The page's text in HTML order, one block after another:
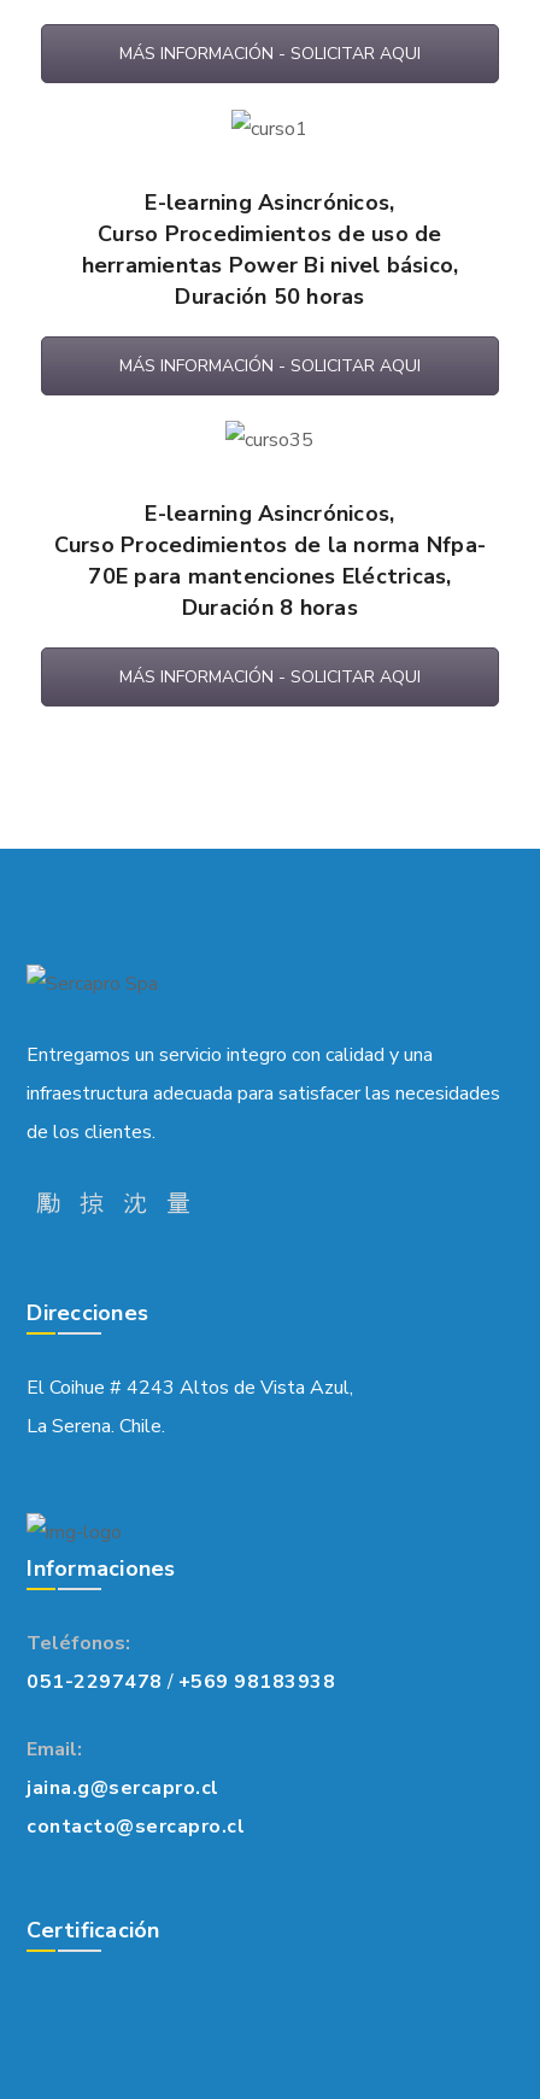
MÁS INFORMACIÓN - SOLICITAR AQUI
E-learningAsincrónicos,
Curso Procedimientos de uso de
herramientas Power Bi nivel básico,
Duración 50 horas
MÁS INFORMACIÓN - SOLICITAR AQUI
E-learningAsincrónicos,
Curso Procedimientos de la norma Nfpa-
70E para mantenciones Eléctricas,
Duración 8 horas
MÁS INFORMACIÓN - SOLICITAR AQUI
Entregamos un servicio integro con calidad y una
infraestructura adecuada para satisfacer las necesidades
de los clientes.
Direcciones
El Coihue # 4243 Altos de Vista Azul,
La Serena. Chile.
Informaciones
Teléfonos:
051-2297478 / +569 98183938
Email:
jaina.g@sercapro.cl
contacto@sercapro.cl
Certificación